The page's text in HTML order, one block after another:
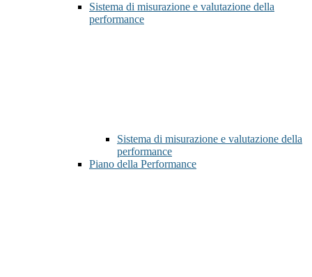
Sistema di misurazione e valutazione della
performance
Sistema di misurazione e valutazione della
performance
Piano della Performance